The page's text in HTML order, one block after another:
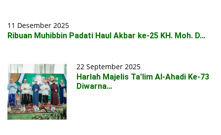
11 Desember 2025
Ribuan Muhibbin Padati Haul Akbar ke-25 KH. Moh. D…
22 September 2025
Harlah Majelis Ta’lim Al-Ahadi Ke-73
Diwarna…